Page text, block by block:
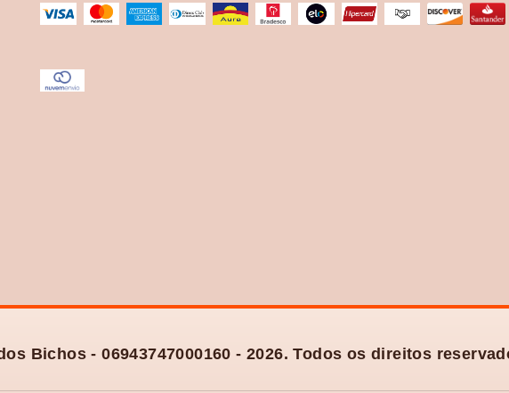
Bichos - 06943747000160 - 2026. Todos os direitos